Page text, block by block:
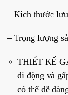
– Kích thước
– Trọng lượng
THIẾT KẾ
di động và
có thể dễ